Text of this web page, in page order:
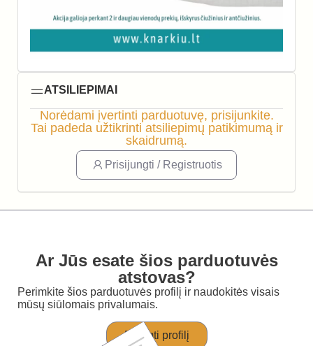
ATSILIEPIMAI
Norėdami įvertinti parduotuvę, prisijunkite.
Tai padeda užtikrinti atsiliepimų patikimumą ir
skaidrumą.
Prisijungti / Registruotis
Ar Jūs esate šios parduotuvės
atstovas?
Perimkite šios parduotuvės profilį ir naudokitės visais
mūsų siūlomais privalumais.
Perimti profilį